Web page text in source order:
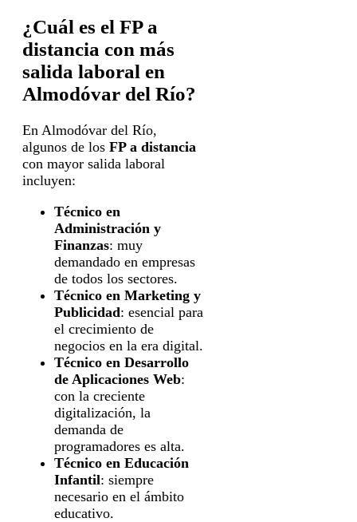
¿Cuál es el FP a
distancia con más
salida laboral en
Almodóvar del Río?
En Almodóvar del Río,
algunos de los FP a distancia
con mayor salida laboral
incluyen:
Técnico en
Administración y
Finanzas: muy
demandado en empresas
de todos los sectores.
Técnico en Marketing y
Publicidad: esencial para
el crecimiento de
negocios en la era digital.
Técnico en Desarrollo
de Aplicaciones Web:
con la creciente
digitalización, la
demanda de
programadores es alta.
Técnico en Educación
Infantil: siempre
necesario en el ámbito
educativo.